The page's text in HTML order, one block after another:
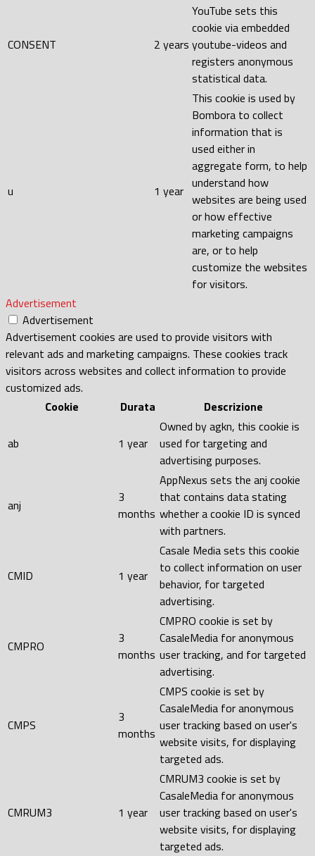
CONSENT 2 years
YouTube sets this
cookie via embedded
youtube-videos and
registers anonymous
statistical data.
u 1 year
This cookie is used by
Bombora to collect
information that is
used either in
aggregate form, to help
understand how
websites are being used
or how effective
marketing campaigns
are, or to help
customize the websites
for visitors.
Advertisement
Advertisement
Advertisement cookies are used to provide visitors with
relevant ads and marketing campaigns. These cookies track
visitors across websites and collect information to provide
customized ads.
Cookie
Durata Descrizione
ab 1 year
Owned by agkn, this cookie is
used for targeting and
advertising purposes.
anj
3
months
AppNexus sets the anj cookie
that contains data stating
whether a cookie ID is synced
with partners.
CMID 1 year
Casale Media sets this cookie
to collect information on user
behavior, for targeted
advertising.
CMPRO
3
months
CMPRO cookie is set by
CasaleMedia for anonymous
user tracking, and for targeted
advertising.
CMPS
3
months
CMPS cookie is set by
CasaleMedia for anonymous
user tracking based on user's
website visits, for displaying
targeted ads.
CMRUM3 1 year
CMRUM3 cookie is set by
CasaleMedia for anonymous
user tracking based on user's
website visits, for displaying
targeted ads.